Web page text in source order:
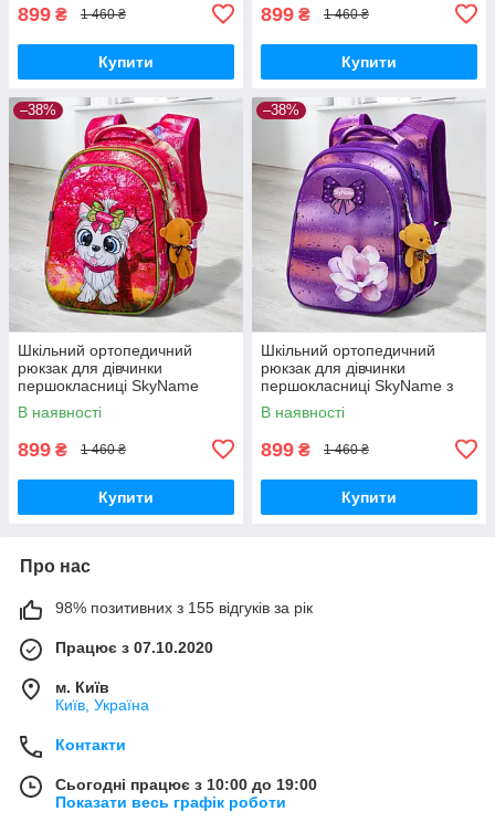
899 ₴ 1 460 ₴
Купити
899 ₴ 1 460 ₴
Купити
–38%
Шкільний ортопедичний
рюкзак для дівчинки
першокласниці SkyName
рожевий з собачкою/
Водонепроникний портфель
В наявності
899 ₴ 1 460 ₴
Купити
–38%
Шкільний ортопедичний
рюкзак для дівчинки
першокласниці SkyName з
квіткою/ Маленький
водонепроникний портфель
В наявності
899 ₴ 1 460 ₴
Купити
Про нас
98% позитивних з 155 відгуків за рік
Працює з 07.10.2020
м. Київ
Київ, Україна
Контакти
Сьогодні працює з 10:00 до 19:00
Показати весь графік роботи